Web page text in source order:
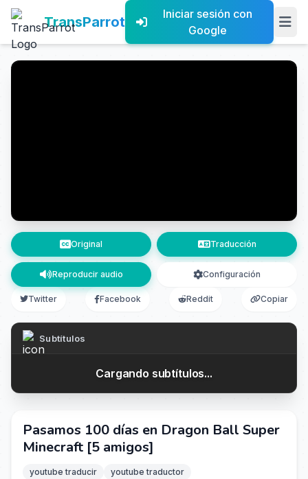
TransParrot
Iniciar sesión con
Google
Original Traducción
Reproducir audio Configuración
Twitter Facebook Reddit Copiar
Subtítulos
Cargando subtítulos...
Pasamos 100 días en Dragon Ball Super
Minecraft [5 amigos]
youtube traducir
youtube traductor